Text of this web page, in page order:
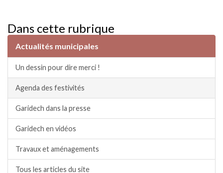
Dans cette rubrique
Actualités municipales
Un dessin pour dire merci !
Agenda des festivités
Garidech dans la presse
Garidech en vidéos
Travaux et aménagements
Tous les articles du site